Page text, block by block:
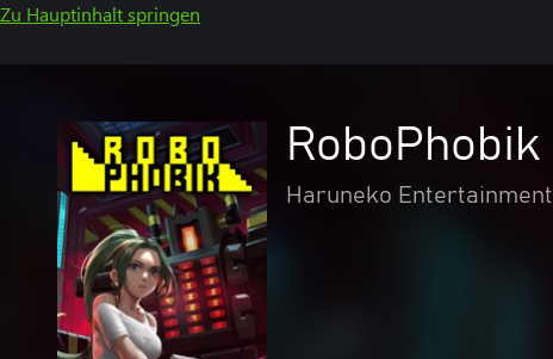
Zu Hauptinhalt springen
RoboPhobik
Haruneko Entertainment